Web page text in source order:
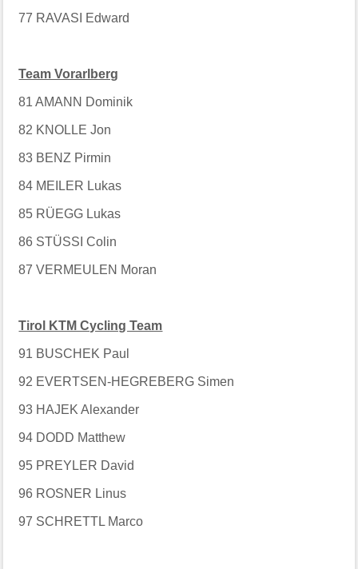
77 RAVASI Edward
Team Vorarlberg
81 AMANN Dominik
82 KNOLLE Jon
83 BENZ Pirmin
84 MEILER Lukas
85 RÜEGG Lukas
86 STÜSSI Colin
87 VERMEULEN Moran
Tirol KTM Cycling Team
91 BUSCHEK Paul
92 EVERTSEN-HEGREBERG Simen
93 HAJEK Alexander
94 DODD Matthew
95 PREYLER David
96 ROSNER Linus
97 SCHRETTL Marco